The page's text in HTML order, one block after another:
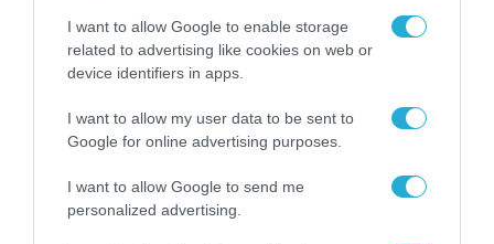
I want to allow Google to enable storage
related to advertising like cookies on web or
device identifiers in apps.
I want to allow my user data to be sent to
Google for online advertising purposes.
I want to allow Google to send me
personalized advertising.
ενισχύει την ασφάλεια
των παιδιών στο
διαδίκτυο
31.07.2026
για τα πρόστιμα σε
παραβάσεις που
αφορούν τους ΦΗΜ
Σ. Καλαφάτης: «Η